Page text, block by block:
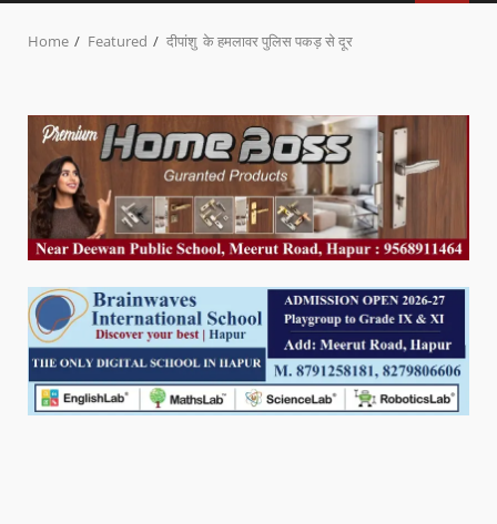
Home Featured दीपांशु के हमलावर पुलिस पकड़ से दूर